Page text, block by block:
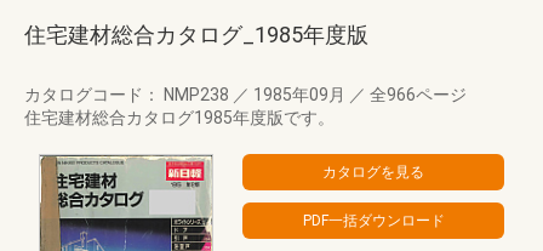
住宅建材総合カタログ_1985年度版
カタログコード： NMP238 ／ 1985年09月 ／ 全966ページ
住宅建材総合カタログ1985年度版です。